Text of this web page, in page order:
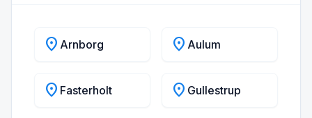
location_on Arnborg location_on Aulum
location_on Fasterholt location_on Gullestrup